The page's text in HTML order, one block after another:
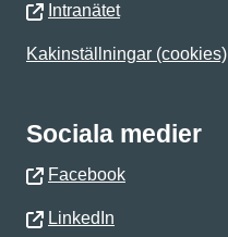
Intranätet
Kakinställningar (cookies)
Sociala medier
Facebook
LinkedIn